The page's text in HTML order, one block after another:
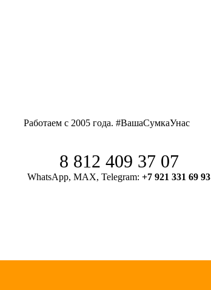
Работаем с 2005 года. #ВашаСумкаУнас
8 812 409 37 07
WhatsApp, MAX, Telegram: +7 921 331 69 93